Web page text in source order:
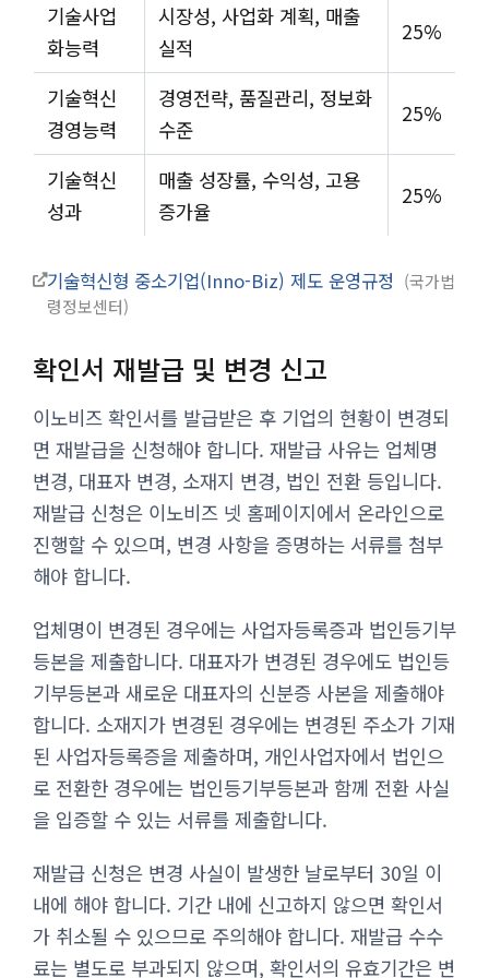
기술사업
화능력
시장성, 사업화 계획, 매출
실적
25%
기술혁신
경영능력
경영전략, 품질관리, 정보화
수준
25%
기술혁신
성과
매출 성장률, 수익성, 고용
증가율
25%
기술혁신형 중소기업(Inno-Biz) 제도 운영규정
국가법
령정보센터
확인서 재발급 및 변경 신고
이노비즈 확인서를 발급받은 후 기업의 현황이 변경되
면 재발급을 신청해야 합니다. 재발급 사유는 업체명
변경, 대표자 변경, 소재지 변경, 법인 전환 등입니다.
재발급 신청은 이노비즈 넷 홈페이지에서 온라인으로
진행할 수 있으며, 변경 사항을 증명하는 서류를 첨부
해야 합니다.
업체명이 변경된 경우에는 사업자등록증과 법인등기부
등본을 제출합니다. 대표자가 변경된 경우에도 법인등
기부등본과 새로운 대표자의 신분증 사본을 제출해야
합니다. 소재지가 변경된 경우에는 변경된 주소가 기재
된 사업자등록증을 제출하며, 개인사업자에서 법인으
로 전환한 경우에는 법인등기부등본과 함께 전환 사실
을 입증할 수 있는 서류를 제출합니다.
재발급 신청은 변경 사실이 발생한 날로부터 30일 이
내에 해야 합니다. 기간 내에 신고하지 않으면 확인서
가 취소될 수 있으므로 주의해야 합니다. 재발급 수수
료는 별도로 부과되지 않으며, 확인서의 유효기간은 변